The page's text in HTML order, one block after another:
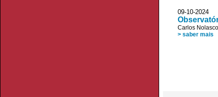
09-10-2024
Carlos Nolasco
> saber mais